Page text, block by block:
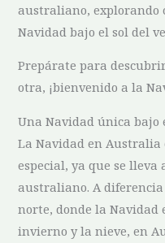
australiano, explorando
Navidad bajo el sol del
Prepárate para
otra, ¡bienvenido a la
Una Navidad única
La Navidad en
especial, ya que‌ se
australiano.‌ A
norte, donde la Navidad
invierno ​y la nieve, ⁢en